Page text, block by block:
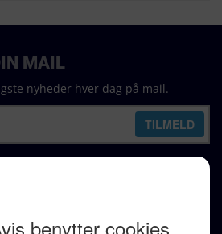
MAIL
nyheder hver dag på mail.